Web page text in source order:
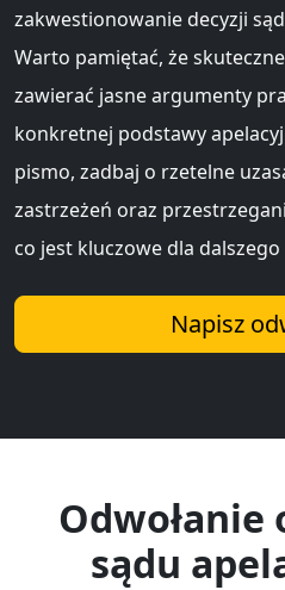
zakwestionowanie decyzji
Warto pamiętać, że
zawierać jasne argumenty
konkretnej podstawy
pismo, zadbaj o rzetelne
zastrzeżeń oraz
co jest kluczowe dla
Napisz
sądu